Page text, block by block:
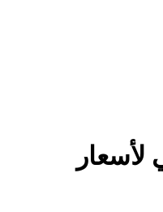
لأسعار